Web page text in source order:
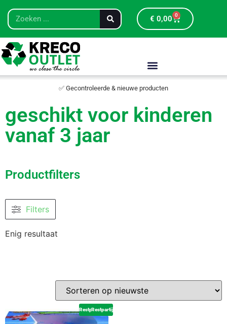
€ 0,00 0
✅ Gecontroleerde & nieuwe producten
geschikt voor kinderen
vanaf 3 jaar
Productfilters
Filters
Enig resultaat
RestpartijRestpartij